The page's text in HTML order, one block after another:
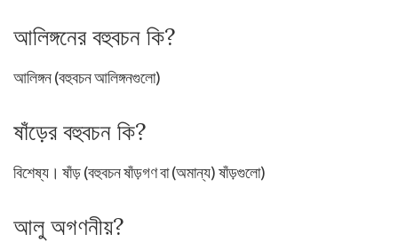
আলিঙ্গনের বহুবচন কি?
আলিঙ্গন (বহুবচন আলিঙ্গনগুলো)
ষাঁড়ের বহুবচন কি?
বিশেষ্য। ষাঁড় (বহুবচন ষাঁড়গণ বা (অমান্য) ষাঁড়গুলো)
আলু অগণনীয়?